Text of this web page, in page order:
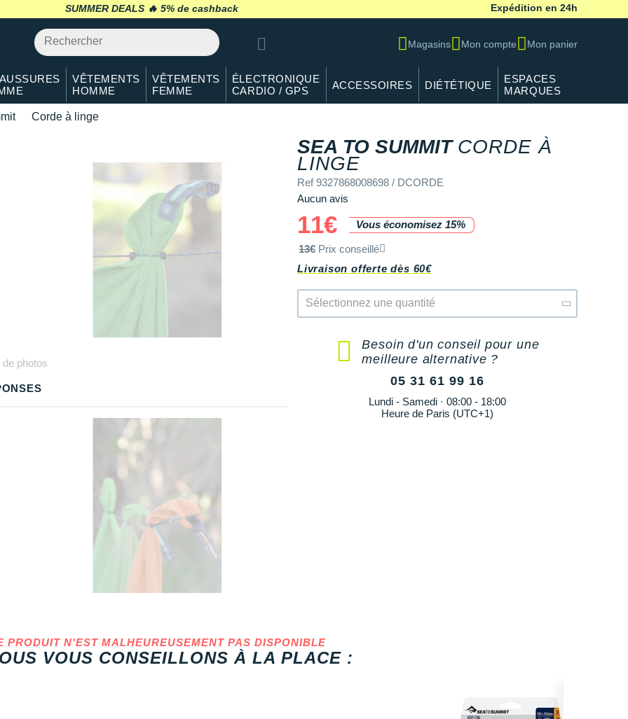
SUMMER DEALS 🔥 5% de cashback
retour 30 jours*
Expédition en 24h
Magasins Mon compte Mon panier
VÊTEMENTS
HOMME
VÊTEMENTS
FEMME
ÉLECTRONIQUE
CARDIO / GPS
ACCESSOIRES DIÉTÉTIQUE
ESPACES
MARQUES
Corde à linge
SEA TO SUMMIT CORDE À
LINGE
Ref 9327868008698 / DCORDE
Aucun avis
11€ Vous économisez 15%
13€ Prix conseillé
Livraison offerte dès 60€
Sélectionnez une quantité
Besoin d'un conseil pour une
meilleure alternative ?
05 31 61 99 16
Lundi - Samedi · 08:00 - 18:00
Heure de Paris (UTC+1)
Plus
de photos
PRODUIT N'EST MALHEUREUSEMENT PAS DISPONIBLE
VOUS CONSEILLONS À LA PLACE :